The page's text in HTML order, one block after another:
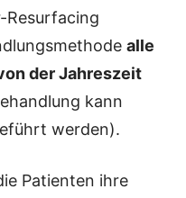
Resurfacing
alle
der Jahreszeit
kann
werden).
Patienten ihre